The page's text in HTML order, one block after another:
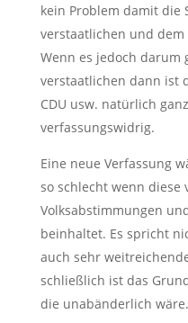
kein Problem damit die
verstaatlichen und
Wenn es jedoch darum
verstaatlichen dann ist
CDU usw. natürlich
verfassungswidrig.
Eine neue Verfassung
so schlecht wenn diese
Volksabstimmungen
beinhaltet. Es spricht
auch sehr
schließlich ist das
die unabänderlich wäre.